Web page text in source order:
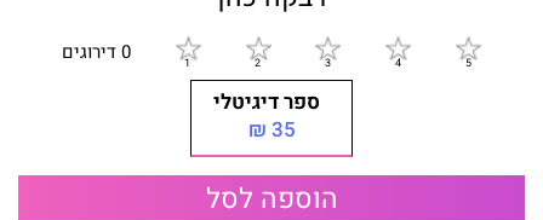
0 דירוגים
ספר דיגיטלי
35 ₪
הוספה לסל